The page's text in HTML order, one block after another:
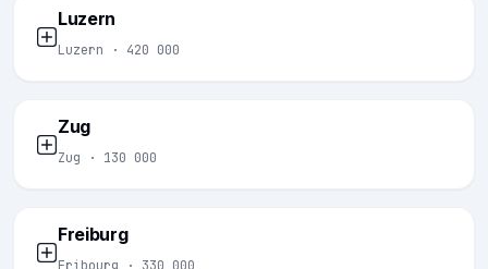
Luzern
Luzern · 420 000
Zug
Zug · 130 000
Freiburg